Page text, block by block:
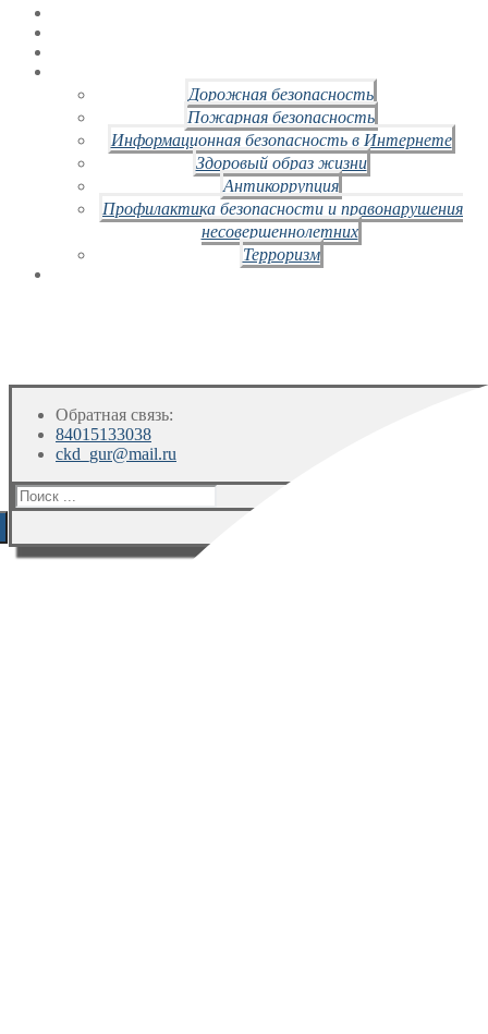
Дорожная безопасность
Пожарная безопасность
Информационная безопасность в Интернете
Здоровый образ жизни
Антикоррупция
Профилактика безопасности и правонарушения
несовершеннолетних
Терроризм
Обратная связь:
84015133038
ckd_gur@mail.ru
Искать: